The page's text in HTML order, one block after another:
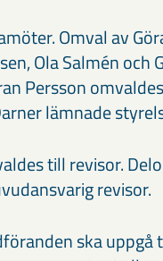
Omval av
Ola Salmén och
Persson
lämnade
till revisor.
revisor.
ska uppgå